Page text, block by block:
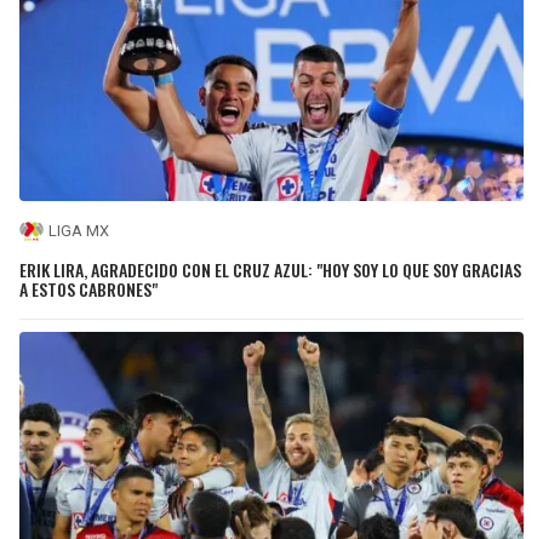
LIGA MX
ERIK LIRA, AGRADECIDO CON EL CRUZ AZUL: "HOY SOY LO QUE SOY GRACIAS
A ESTOS CABRONES"